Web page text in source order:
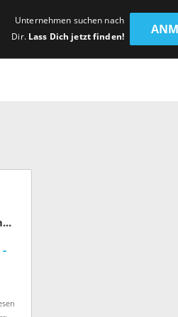
Unternehmen suchen nach
Dir. Lass Dich jetzt finden!
BITO-Lagertechnik Bittmann
-